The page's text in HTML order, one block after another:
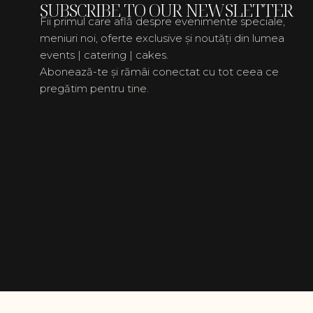
SUBSCRIBE TO OUR NEWSLETTER
Fii primul care află despre evenimente speciale,
meniuri noi, oferte exclusive și noutăți din lumea
events | catering | cakes.
Abonează-te și rămâi conectat cu tot ceea ce
pregătim pentru tine.